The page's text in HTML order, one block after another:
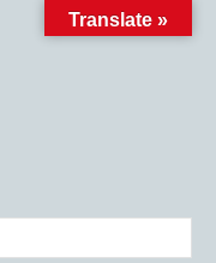
Translate »